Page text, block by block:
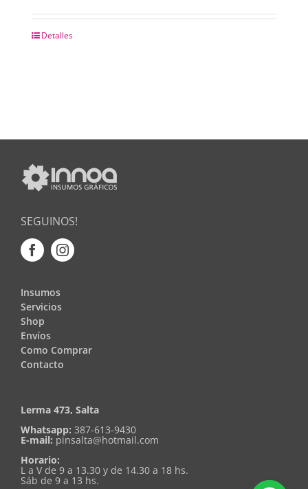
Detalles
SEGUINOS!
Insumos
Servicios
Shop
Envíos
Como Comprar
Contacto
Lerma 473, Salta
Whatsapp: 387-613-9430
E-mail: pinsalta@hotmail.com
Horario:
L a V de 9 a 13.30 y de 14.30 a 18 hs.
Sáb de 9 a 13 hs.